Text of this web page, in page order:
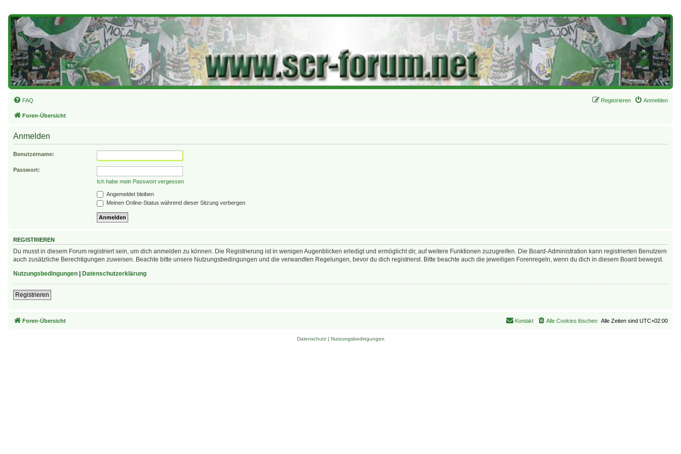
FAQ Anmelden
Registrieren
Foren-Übersicht
Anmelden
Benutzername:
Passwort:
Ich habe mein Passwort vergessen
Angemeldet bleiben
Meinen Online-Status während dieser Sitzung verbergen
REGISTRIEREN
Du musst in diesem Forum registriert sein, um dich anmelden zu können. Die Registrierung ist in wenigen Augenblicken erledigt und ermöglicht dir, auf weitere Funktionen zuzugreifen. Die Board-Administration kann registrierten Benutzern
auch zusätzliche Berechtigungen zuweisen. Beachte bitte unsere Nutzungsbedingungen und die verwandten Regelungen, bevor du dich registrierst. Bitte beachte auch die jeweiligen Forenregeln, wenn du dich in diesem Board bewegst.
Nutzungsbedingungen
Datenschutzerklärung
Registrieren
Foren-Übersicht Alle Zeiten sind UTC+02:00
Alle Cookies löschen
Kontakt
Datenschutz| Nutzungsbedingungen